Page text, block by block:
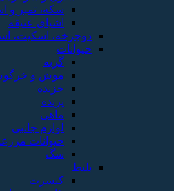
سکه، تمبر و
اشیای عتیقه
دوچرخه، اسکیت،
حیوانات
گربه
موش و
خزنده
پرنده
ماهی
لوازم جانبی
حیوانات
سگ
بلیط
کنسرت